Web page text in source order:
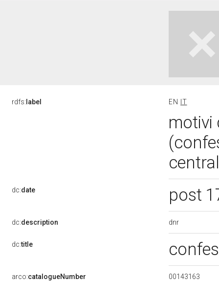
rdfs: label EN IT
motivi
dc:date post
dc:description dnr
dc:title
arco:catalogueNumber 00143163